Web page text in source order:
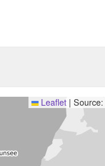
Leaflet | Source: